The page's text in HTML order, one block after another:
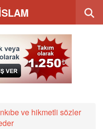
ve hikmetli sözler